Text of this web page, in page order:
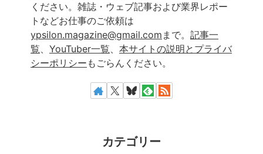
ください。雑誌・ウェブ記事および業界レポー
トなどお仕事のご依頼は
ypsilon.magazine@gmail.com まで。 記事一
覧、 YouTuber一覧、 本サイトの説明とプライバ
シーポリシー もごらんください。
カテゴリー